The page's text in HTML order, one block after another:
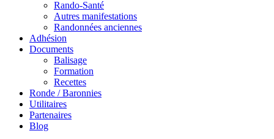
Rando-Santé
Autres manifestations
Randonnées anciennes
Adhésion
Documents
Balisage
Formation
Recettes
Ronde / Baronnies
Utilitaires
Partenaires
Blog